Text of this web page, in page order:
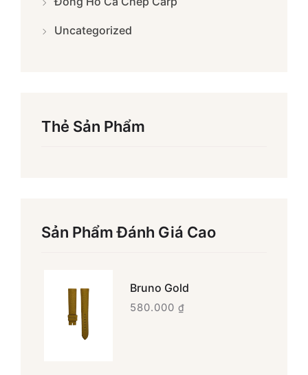
Uncategorized
Thẻ Sản Phẩm
Sản Phẩm Đánh Giá Cao
Bruno Gold
580.000 ₫